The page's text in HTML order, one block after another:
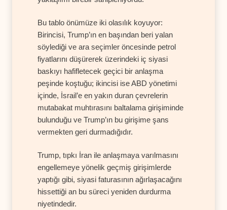
Bu tablo önümüze iki olasılık koyuyor:
Birincisi, Trump’ın en başından beri yalan
söylediği ve ara seçimler öncesinde petrol
fiyatlarını düşürerek üzerindeki iç siyasi
baskıyı hafifletecek geçici bir anlaşma
peşinde koştuğu; ikincisi ise ABD yönetimi
içinde, İsrail’e en yakın duran çevrelerin
mutabakat muhtırasını baltalama girişiminde
bulunduğu ve Trump’ın bu girişime şans
vermekten geri durmadığıdır.
Trump, tıpkı İran ile anlaşmaya varılmasını
engellemeye yönelik geçmiş girişimlerde
yaptığı gibi, siyasi faturasının ağırlaşacağını
hissettiği an bu süreci yeniden durdurma
niyetindedir.